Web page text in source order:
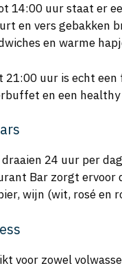
14:00 uur staat er
en vers gebakken
en warme
uur is echt
en een
draaien 24 uur per
Bar zorgt
wijn (wit, rosé en
voor zowel